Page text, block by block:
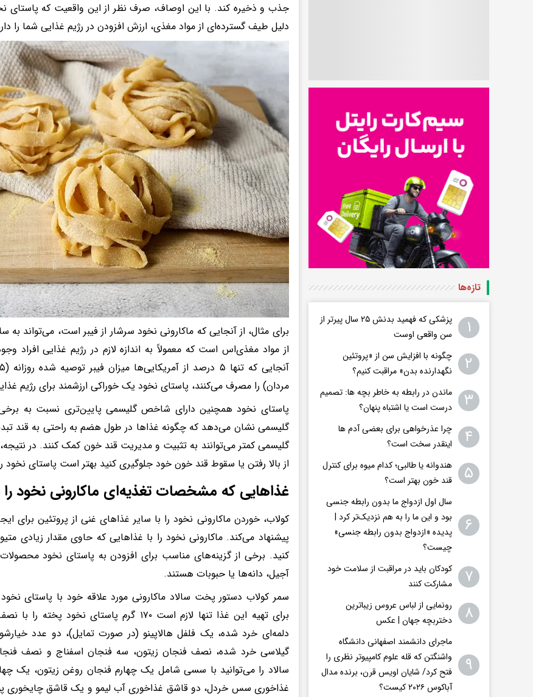
جذب و ذخیره کند. با این اوصاف، صرف نظر از این واقعیت که پاستای
دلیل طیف گسترده‌ای از مواد مغذی، ارزش افزودن در رژیم غذایی شما را
برای مثال، از آنجایی که ماکارونی نخود سرشار از فیبر است، می‌تواند
از مواد مغذی‌اس است که معمولاً به اندازه لازم در رژیم غذایی افراد
مردان) را مصرف می‌کنند، پاستای نخود یک خوراکی ارزشمند برای رژیم
پاستای نخود همچنین دارای شاخص گلیسمی پایین‌تری نسبت به
گلیسمی نشان می‌دهد که چگونه غذا‌ها در طول هضم به راحتی به قند
گلیسمی کمتر می‌توانند به تثبیت و مدیریت قند خون کمک کنند. در
از بالا رفتن یا سقوط قند خون خود جلوگیری کنید بهتر است پاستای نخود
غذا‌هایی که مشخصات تغذیه‌ای ماکارونی نخود
کولاب، خوردن ماکارونی نخود را با سایر غذا‌های غنی از پروتئین برای
پیشنهاد می‌کند. ماکارونی نخود را با غذا‌هایی که حاوی مقدار زیادی
کنید. برخی از گزینه‌های مناسب برای افزودن به پاستای نخود
آجیل، دانه‌ها یا حبوبات هستند.
سمر کولاب دستور پخت سالاد ماکارونی مورد علاقه خود با پاستای
برای تهیه این غذا تنها لازم است ۱۷۰ گرم
دلمه‌ای خرد شده، یک فلفل هالاپینو (در صورت تمایل)، دو عدد
گیلاسی خرد شده، نصف فنجان زیتون، سه فنجان اسفناج و نصف فنجان
سالاد را می‌توانید با سسی شامل یک چهارم فنجان روغن زیتون، یک
غذاخوری سس خردل، دو قاشق غذاخوری آب لیمو و یک قاشق چایخوری
تازه‌ها
۱
پزشکی که فهمید بدنش ۲۵ سال پیرتر از
سن واقعی اوست
۲
چگونه با افزایش سن از «پروتئین
نگهدارنده بدن» مراقبت کنیم؟
۳
ماندن در رابطه به خاطر بچه ها: تصمیم
درست است یا اشتباه پنهان؟
۴
چرا عذرخواهی برای بعضی آدم ها
اینقدر سخت است؟
۵
هندوانه یا طالبی؛ کدام‌ میوه برای کنترل
قند خون بهتر است؟
۶
سال اول ازدواج ما بدون رابطه جنسی
بود و این ما را به هم نزدیک‌تر کرد |
پدیده «ازدواج بدون رابطه جنسی»
چیست؟
۷
کودکان باید در مراقبت از سلامت خود
مشارکت کنند
۸
رونمایی از لباس عروس زیباترین
دختربچه جهان | عکس
۹
ماجرای دانشمند اصفهانی دانشگاه
واشنگتن که قله علوم کامپیوتر نظری را
فتح کرد/ شایان اویس‌ قرن، برنده مدال
آباکوس ۲۰۲۶ کیست؟